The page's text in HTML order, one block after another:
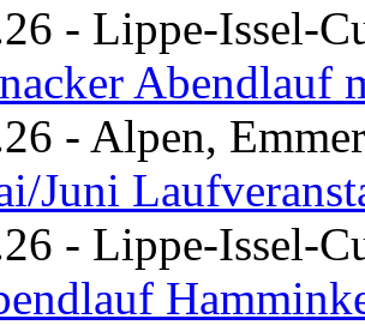
- Lippe-Issel-
Abendlauf
- Alpen,
Juni
- Lippe-Issel-